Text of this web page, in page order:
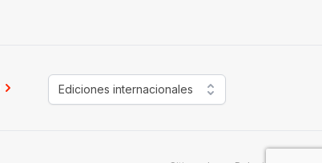
Ediciones internacionales